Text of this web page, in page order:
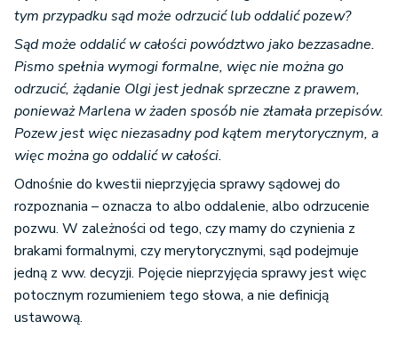
tym przypadku sąd może odrzucić lub oddalić pozew?
Sąd może oddalić w całości powództwo jako bezzasadne.
Pismo spełnia wymogi formalne, więc nie można go
odrzucić, żądanie Olgi jest jednak sprzeczne z prawem,
ponieważ Marlena w żaden sposób nie złamała przepisów.
Pozew jest więc niezasadny pod kątem merytorycznym, a
więc można go oddalić w całości.
Odnośnie do kwestii nieprzyjęcia sprawy sądowej do
rozpoznania – oznacza to albo oddalenie, albo odrzucenie
pozwu. W zależności od tego, czy mamy do czynienia z
brakami formalnymi, czy merytorycznymi, sąd podejmuje
jedną z ww. decyzji. Pojęcie nieprzyjęcia sprawy jest więc
potocznym rozumieniem tego słowa, a nie definicją
ustawową.